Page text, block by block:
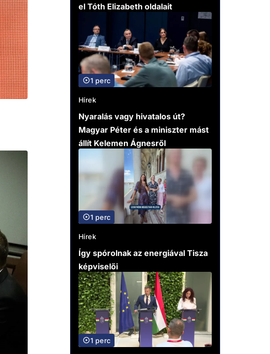
el Tóth Elizabeth oldalait
1 perc
Hírek
Nyaralás vagy hivatalos út?
Magyar Péter és a miniszter mást
állít Kelemen Ágnesről
1 perc
Hírek
Így spórolnak az energiával Tisza
képviselői
1 perc